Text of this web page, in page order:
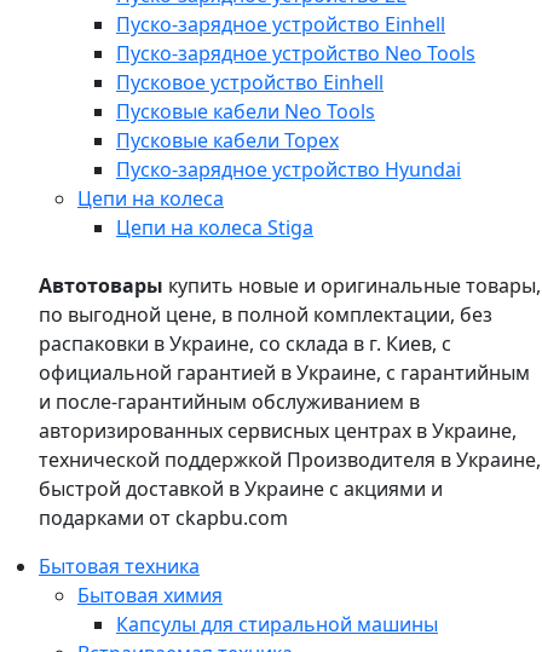
Пуско-зарядное устройство Einhell
Пуско-зарядное устройство Neo Tools
Пусковое устройство Einhell
Пусковые кабели Neo Tools
Пусковые кабели Topex
Пуско-зарядное устройство Hyundai
Цепи на колеса
Цепи на колеса Stiga
Автотовары купить новые и оригинальные товары,
по выгодной цене, в полной комплектации, без
распаковки в Украине, со склада в г. Киев, с
официальной гарантией в Украине, с гарантийным
и после-гарантийным обслуживанием в
авторизированных сервисных центрах в Украине,
технической поддержкой Производителя в Украине,
быстрой доставкой в Украине с акциями и
подарками от ckapbu.com
Бытовая техника
Бытовая химия
Капсулы для стиральной машины